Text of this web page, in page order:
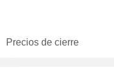
Precios de cierre